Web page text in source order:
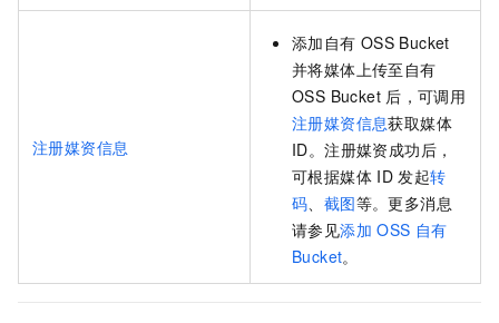
注册媒资信息
添加自有 OSS Bucket
并将媒体上传至自有
OSS Bucket 后，可调用
注册媒资信息获取媒体
ID。注册媒资成功后，
可根据媒体 ID 发起转
码、 截图等。更多消息
请参见添加 OSS 自有
Bucket。